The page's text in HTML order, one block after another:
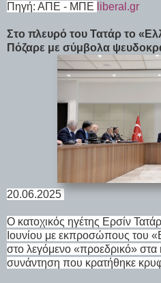
Πηγή: ΑΠΕ - ΜΠΕ liberal.gr
Στο πλευρό του Τατάρ το
Πόζαρε με σύμβολα
20.06.2025
Ο κατοχικός ηγέτης Ερσίν
Ιουνίου με εκπροσώπους του
στο λεγόμενο «προεδρικό» στα
συνάντηση που κρατήθηκε